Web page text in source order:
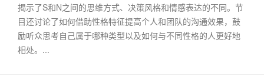
揭示了S和N之间的思维方式、决策风格和情感表达的不同。节
目还讨论了如何借助性格特征提高个人和团队的沟通效果，鼓
励听众思考自己属于哪种类型以及如何与不同性格的人更好地
相处。...